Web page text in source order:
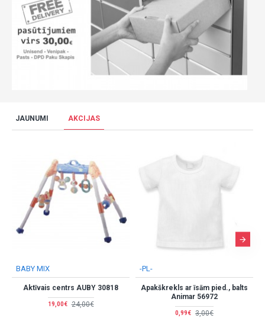
JAUNUMI AKCIJAS
ar īsām pied., balts
Animar 56972
Apakškrekls ar garām pied., balts
Animar 56996
3,00€